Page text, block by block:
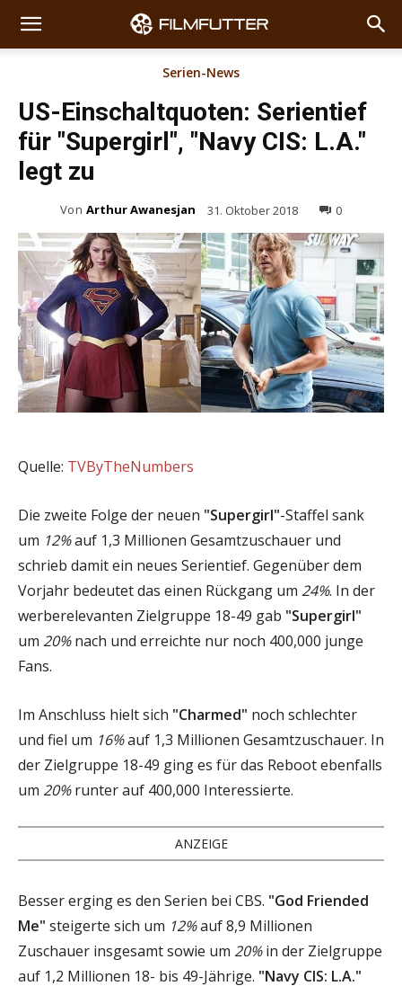
Serien-News
US-Einschaltquoten: Serientief
für "Supergirl", "Navy CIS: L.A."
legt zu
Von Arthur Awanesjan 31. Oktober 2018 0
Quelle: TVByTheNumbers
Die zweite Folge der neuen "Supergirl"-Staffel sank
um 12%auf 1,3 Millionen Gesamtzuschauer und
schrieb damit ein neues Serientief. Gegenüber dem
Vorjahr bedeutet das einen Rückgang um 24%. In der
werberelevanten Zielgruppe 18-49 gab "Supergirl"
um 20%nach und erreichte nur noch 400,000 junge
Fans.
Im Anschluss hielt sich "Charmed" noch schlechter
und fiel um 16%auf 1,3 Millionen Gesamtzuschauer. In
der Zielgruppe 18-49 ging es für das Reboot ebenfalls
um 20%runter auf 400,000 Interessierte.
ANZEIGE
Besser erging es den Serien bei CBS. "God Friended
Me" steigerte sich um 12%auf 8,9 Millionen
Zuschauer insgesamt sowie um 20%in der Zielgruppe
auf 1,2 Millionen 18- bis 49-Jährige. "Navy CIS: L.A."